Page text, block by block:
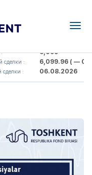
AJ)
6,099
: 6,099.96( — 0.0 )
: 06.08.2026